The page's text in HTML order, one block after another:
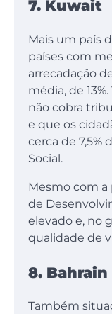
7. Kuwait
Mais um país
países com
arrecadação
média, de
não cobra
e que os
cerca de 7,5%
Social.
Mesmo com a
de
elevado e, no
qualidade de
8. Bahrain
Também